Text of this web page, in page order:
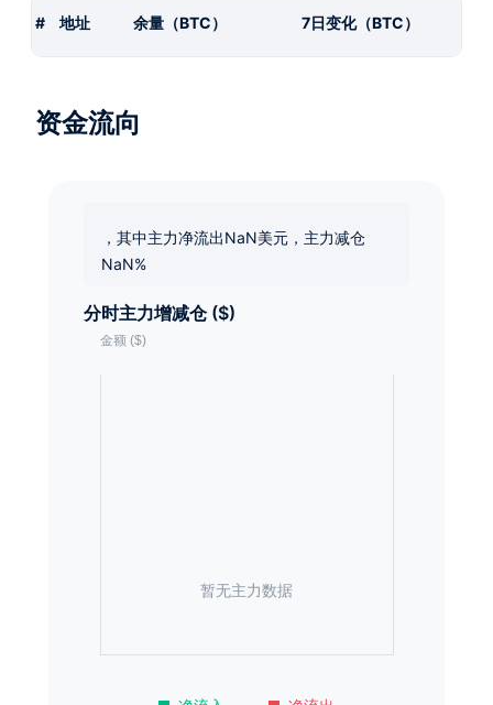
# 地址 余量（BTC） 7日变化（BTC）
资金流向
，其中主力净流出NaN美元，主力减仓
NaN%
分时主力增减仓 ($)
暂无主力数据